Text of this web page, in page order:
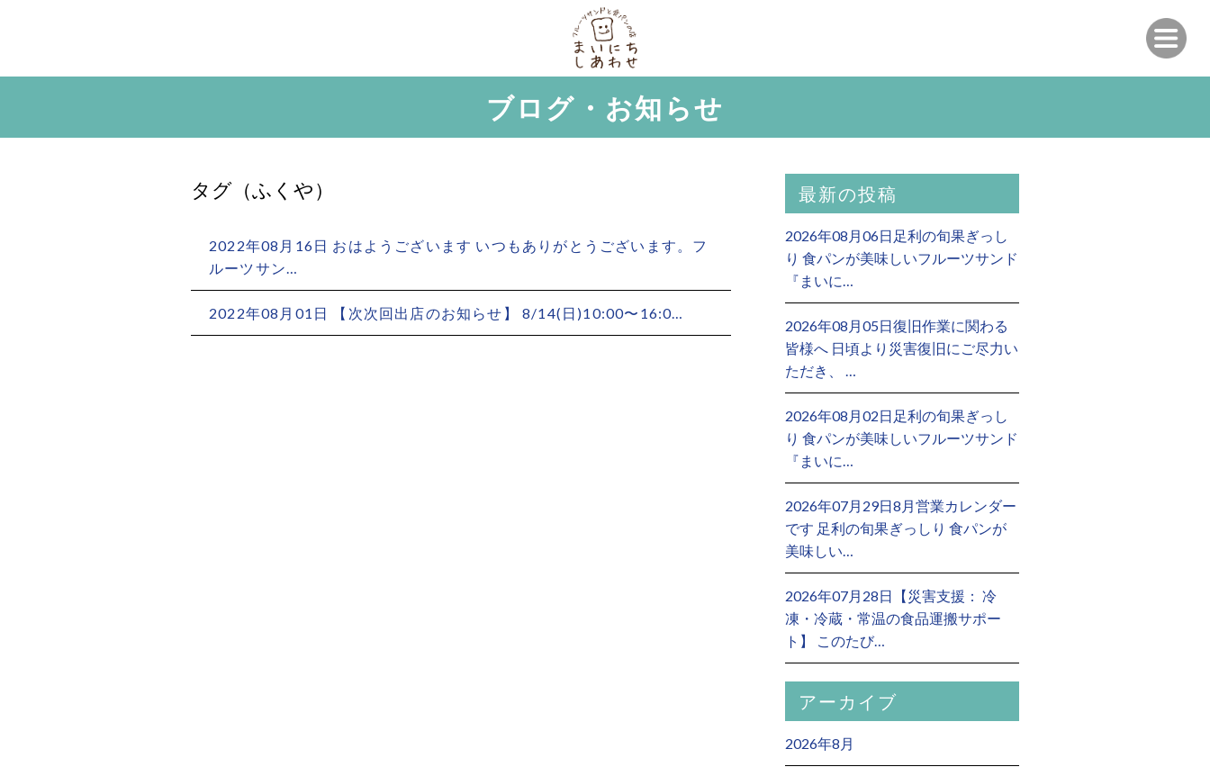
ブログ・お知らせ
タグ（ふくや）
2022年08月16日 おはようございます いつもありがとうございます。フ
ルーツサン…
2022年08月01日 【次次回出店のお知らせ】 8/14(日)10:00〜16:0…
最新の投稿
2026年08月06日足利の旬果ぎっし
り 食パンが美味しいフルーツサンド
『まいに…
2026年08月05日復旧作業に関わる
皆様へ 日頃より災害復旧にご尽力い
ただき、 …
2026年08月02日足利の旬果ぎっし
り 食パンが美味しいフルーツサンド
『まいに…
2026年07月29日8月営業カレンダー
です 足利の旬果ぎっしり 食パンが
美味しい…
2026年07月28日【災害支援： 冷
凍・冷蔵・常温の食品運搬サポー
ト】 このたび…
アーカイブ
2026年8月